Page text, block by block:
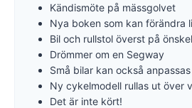
Kändismöte på mässgolvet
Nya boken som kan förändra
Bil och rullstol överst på
Drömmer om en Segway
Små bilar kan också anpassas
Ny cykelmodell rullas ut över
Det är inte kört!